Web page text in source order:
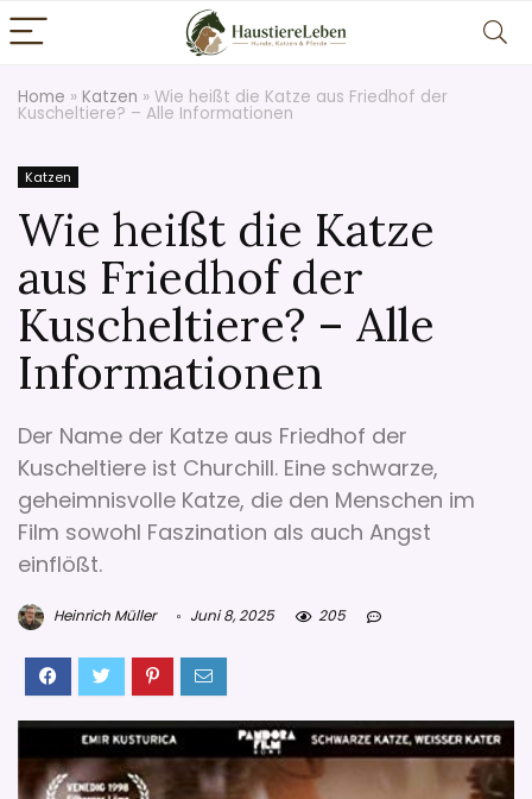
Home » Katzen » Wie heißt die Katze aus Friedhof der
Kuscheltiere? – Alle Informationen
Katzen
Wie heißt die Katze
aus Friedhof der
Kuscheltiere? – Alle
Informationen
Der Name der Katze aus Friedhof der
Kuscheltiere ist Churchill. Eine schwarze,
geheimnisvolle Katze, die den Menschen im
Film sowohl Faszination als auch Angst
einflößt.
Heinrich Müller Juni 8, 2025 205